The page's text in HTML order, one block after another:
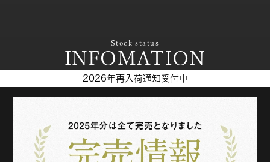
Stock status
INFOMATION
2026年再入荷通知受付中